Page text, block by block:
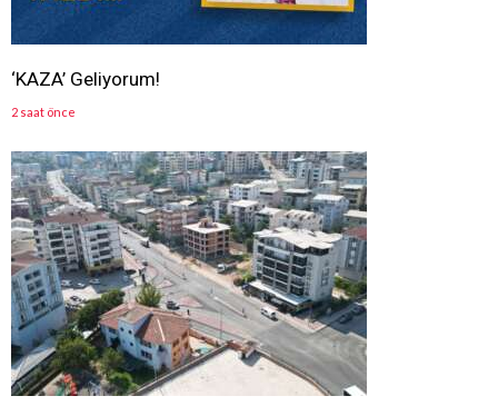
‘KAZA’ Geliyorum!
2 saat önce